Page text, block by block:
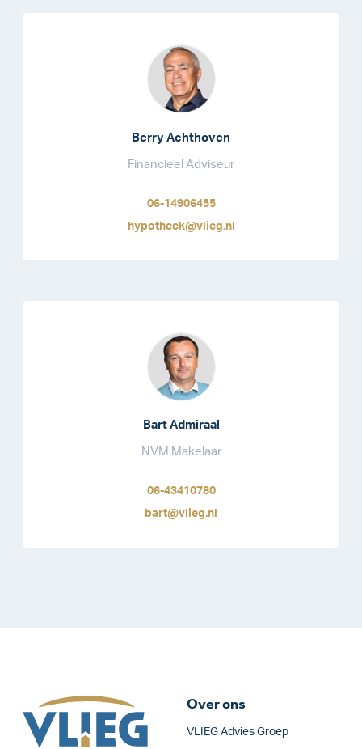
Berry Achthoven
Financieel Adviseur
06-14906455
hypotheek@vlieg.nl
Bart Admiraal
NVM Makelaar
06-43410780
bart@vlieg.nl
Over ons
VLIEG Advies Groep